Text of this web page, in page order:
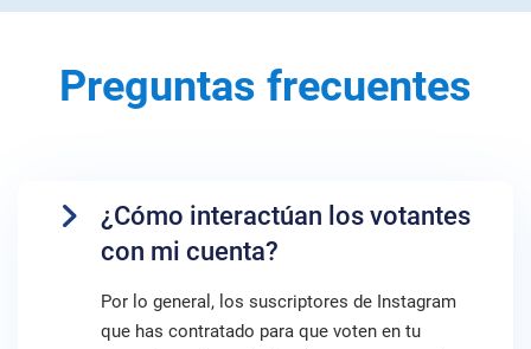
Preguntas frecuentes
¿Cómo interactúan los votantes
con mi cuenta?
Por lo general, los suscriptores de Instagram
que has contratado para que voten en tu